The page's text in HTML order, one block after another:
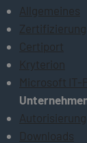
Allgemeines
Certiport
Kryterion
Microsoft IT-
Downloads